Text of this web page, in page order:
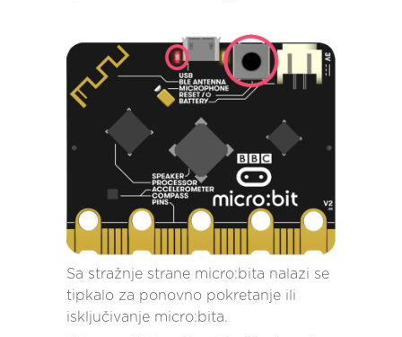
Sa stražnje strane micro:bita nalazi se
tipkalo za ponovno pokretanje ili
isključivanje micro:bita.